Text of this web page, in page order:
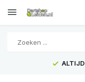
ALTIJD